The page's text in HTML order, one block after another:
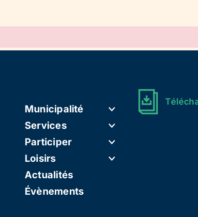
Municipalité
Services
Participer
Loisirs
Actualités
Évènements